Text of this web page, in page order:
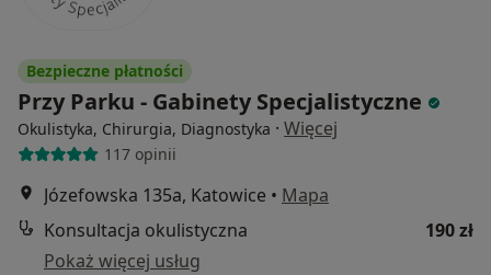
Bezpieczne płatności
Przy Parku - Gabinety Specjalistyczne
Okulistyka, Chirurgia, Diagnostyka · Więcej
117 opinii
Józefowska 135a, Katowice • Mapa
Konsultacja okulistyczna
190 zł
Pokaż więcej usług